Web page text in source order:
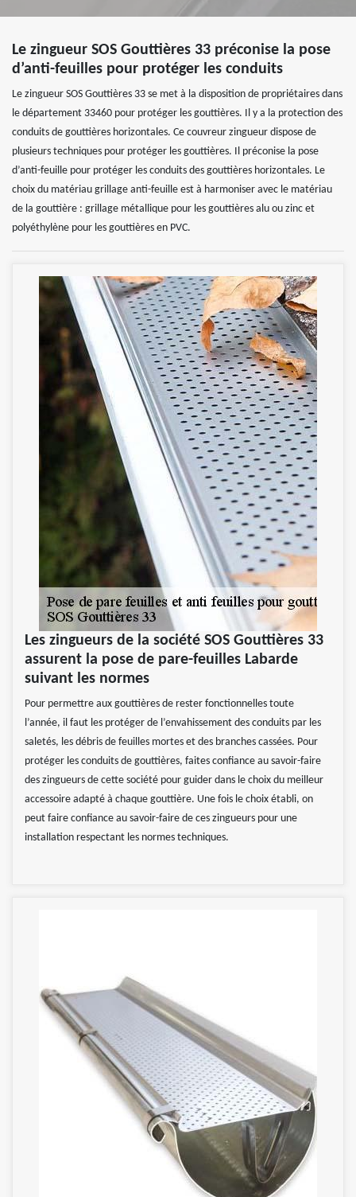
Le zingueur SOS Gouttières 33 préconise la pose
d’anti-feuilles pour protéger les conduits
Le zingueur SOS Gouttières 33 se met à la disposition de propriétaires dans
le département 33460 pour protéger les gouttières. Il y a la protection des
conduits de gouttières horizontales. Ce couvreur zingueur dispose de
plusieurs techniques pour protéger les gouttières. Il préconise la pose
d’anti-feuille pour protéger les conduits des gouttières horizontales. Le
choix du matériau grillage anti-feuille est à harmoniser avec le matériau
de la gouttière : grillage métallique pour les gouttières alu ou zinc et
polyéthylène pour les gouttières en PVC.
Les zingueurs de la société SOS Gouttières 33
assurent la pose de pare-feuilles Labarde
suivant les normes
Pour permettre aux gouttières de rester fonctionnelles toute
l’année, il faut les protéger de l’envahissement des conduits par les
saletés, les débris de feuilles mortes et des branches cassées. Pour
protéger les conduits de gouttières, faites confiance au savoir-faire
des zingueurs de cette société pour guider dans le choix du meilleur
accessoire adapté à chaque gouttière. Une fois le choix établi, on
peut faire confiance au savoir-faire de ces zingueurs pour une
installation respectant les normes techniques.